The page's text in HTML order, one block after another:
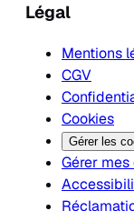
Légal
Mentions
CGV
Cookies
Gérer les
Gérer